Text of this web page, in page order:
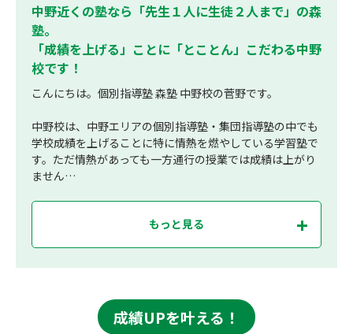
中野近くの塾なら「先生１人に生徒２人まで」の森
塾。
「成績を上げる」ことに「とことん」こだわる中野
校です！
こんにちは。個別指導塾 森塾 中野校の菅野です。
中野校は、中野エリアの個別指導塾・集団指導塾の中でも
学校成績を上げることに特に情熱を燃やしている学習塾で
す。ただ情熱があっても一方通行の授業では成績は上がり
ません…
もっと見る
成績UPを叶える！